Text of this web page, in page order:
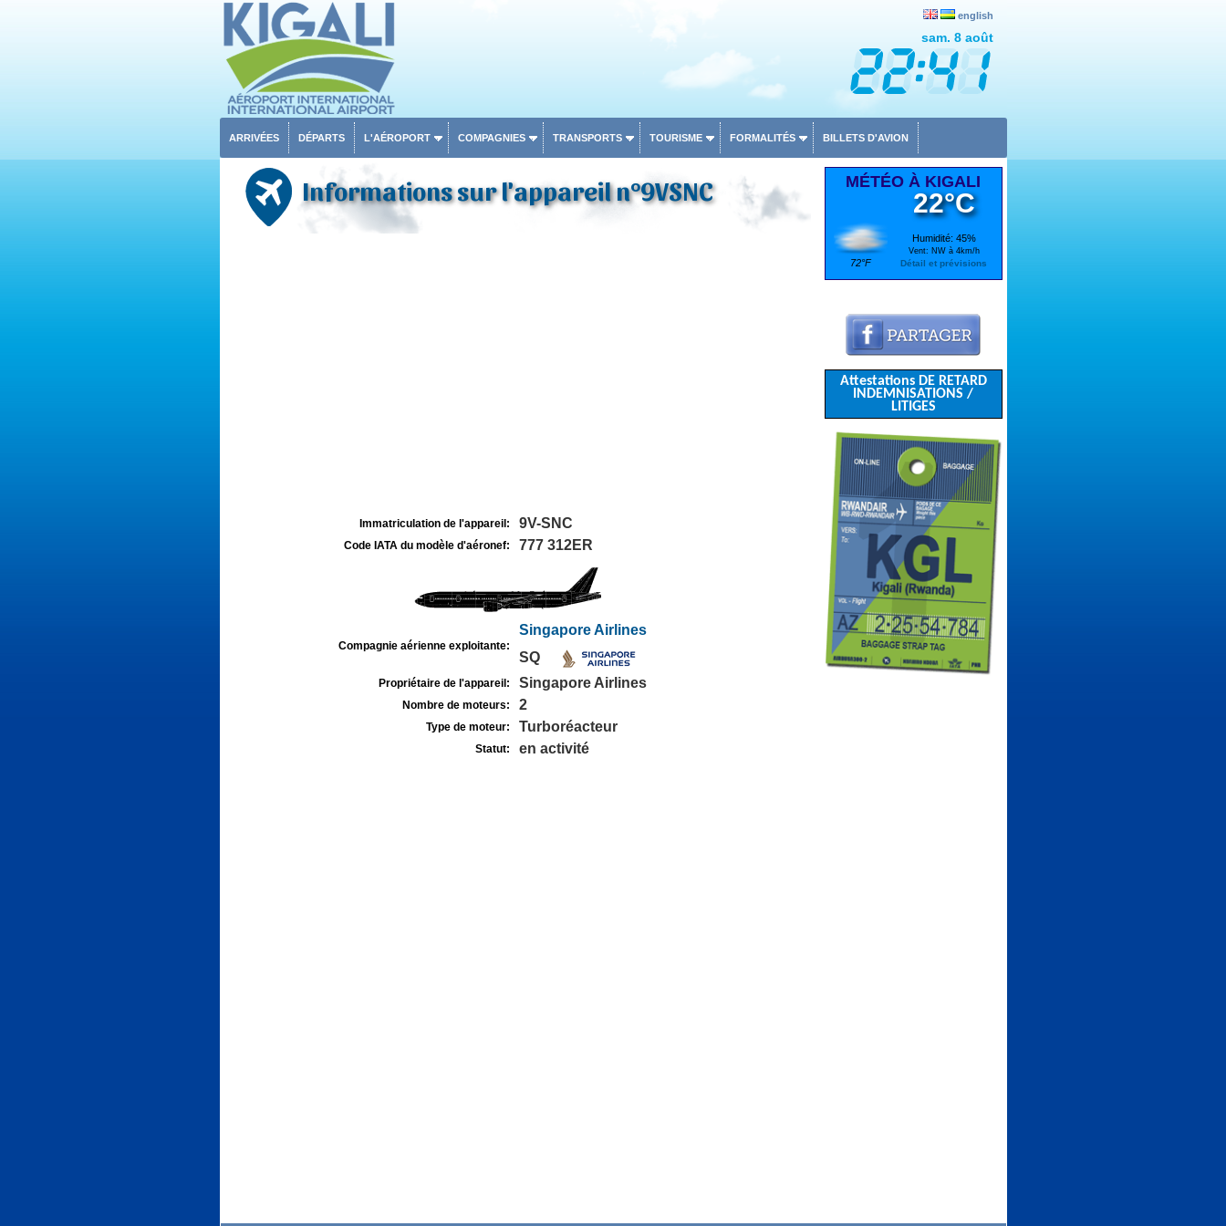
english
sam. 8 août
ARRIVÉES DÉPARTS L'AÉROPORT COMPAGNIES TRANSPORTS TOURISME FORMALITÉS BILLETS D'AVION
Informations sur l'appareil n°9VSNC
Immatriculation de l'appareil: 9V-SNC
Code IATA du modèle d'aéronef: 777 312ER
Compagnie aérienne exploitante:
Singapore Airlines
SQ
Propriétaire de l'appareil: Singapore Airlines
Nombre de moteurs: 2
Type de moteur: Turboréacteur
Statut: en activité
MÉTÉO À KIGALI
72°F
22°C
Humidité: 45%
Vent: NW à 4km/h
Détail et prévisions
Attestations DE RETARD
INDEMNISATIONS /
LITIGES